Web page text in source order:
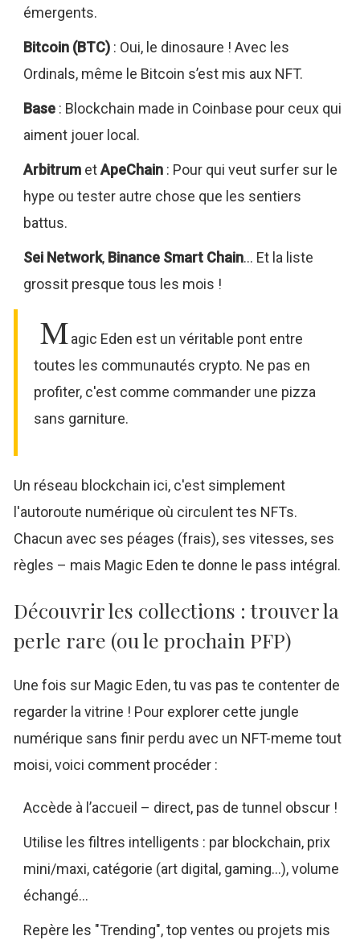
émergents.
Bitcoin (BTC) : Oui, le dinosaure ! Avec les
Ordinals, même le Bitcoin s’est mis aux NFT.
Base : Blockchain made in Coinbase pour ceux qui
aiment jouer local.
Arbitrum etApeChain : Pour qui veut surfer sur le
hype ou tester autre chose que les sentiers
battus.
Sei Network, Binance Smart Chain… Et la liste
grossit presque tous les mois !
Magic Eden est un véritable pont entre
toutes les communautés crypto. Ne pas en
profiter, c'est comme commander une pizza
sans garniture.
Un réseau blockchain ici, c'est simplement
l'autoroute numérique où circulent tes NFTs.
Chacun avec ses péages (frais), ses vitesses, ses
règles – mais Magic Eden te donne le pass intégral.
Découvrir les collections : trouver la
perle rare (ou le prochain PFP)
Une fois sur Magic Eden, tu vas pas te contenter de
regarder la vitrine ! Pour explorer cette jungle
numérique sans finir perdu avec un NFT-meme tout
moisi, voici comment procéder :
Accède à l’accueil – direct, pas de tunnel obscur !
Utilise les filtres intelligents : par blockchain, prix
mini/maxi, catégorie (art digital, gaming…), volume
échangé…
Repère les "Trending", top ventes ou projets mis